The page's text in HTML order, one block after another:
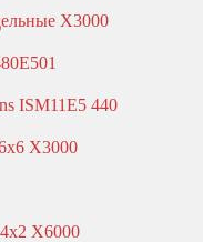
X3000
ISM11E5 440
X3000
4x2 X6000